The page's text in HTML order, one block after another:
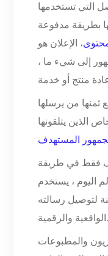
التي تستخدمها
بطريقة مدفوعة
، الإعلان هو
إلى شيء ما ،
من يرسلها
الذين يتلقونها
المستهدف
فقط في طريقة
اليوم ، يستخدم
لتوصيل رسالته
الواقعية والرقمية.
والمطبوعات